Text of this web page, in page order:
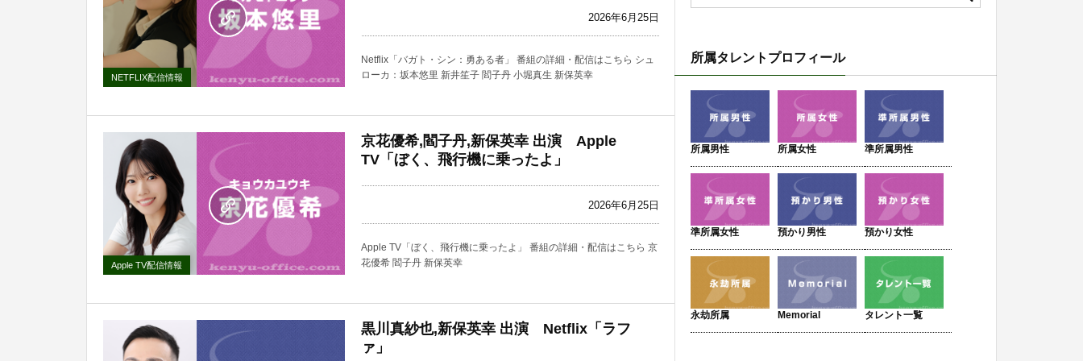
NETFLIX配信情報
2026年6月25日
Netflix「バガト・シン：勇ある者」 番組の詳細・配信はこちら シュ
ローカ：坂本悠里 新井笙子 閻子丹 小堀真生 新保英幸
Apple TV配信情報
京花優希,閻子丹,新保英幸 出演 Apple
TV「ぼく、飛行機に乗ったよ」
2026年6月25日
Apple TV「ぼく、飛行機に乗ったよ」 番組の詳細・配信はこちら 京
花優希 閻子丹 新保英幸
黒川真紗也,新保英幸 出演 Netflix「ラフ
ァ」
所属タレントプロフィール
所属男性 所属女性 準所属男性
準所属女性 預かり男性 預かり女性
永劫所属 Memorial タレント一覧